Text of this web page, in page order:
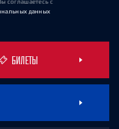
соглашаетесь с
данных
БИЛЕТЫ